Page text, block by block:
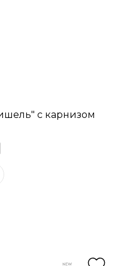
с карнизом